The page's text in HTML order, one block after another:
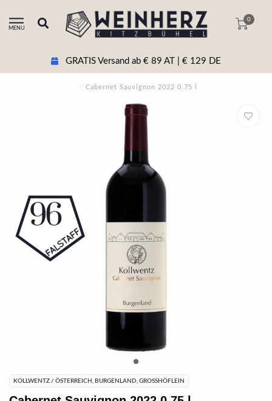
MENU
0
GRATIS Versand ab € 89 AT | € 129 DE
/ Cabernet Sauvignon 2022 0.75 l
KOLLWENTZ / ÖSTERREICH, BURGENLAND, GROSSHÖFLEIN